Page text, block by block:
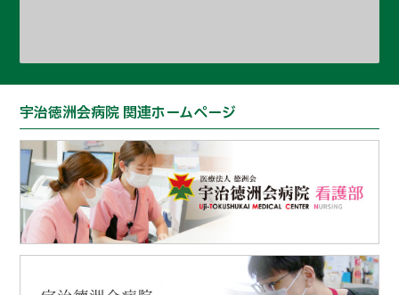
宇治徳洲会病院 関連ホームページ